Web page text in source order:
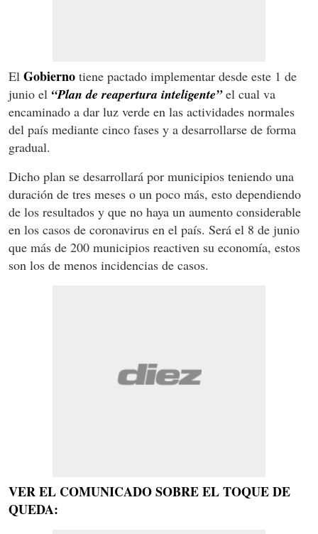
El Gobierno tiene pactado implementar desde este 1 de
junio el “Plan de reapertura inteligente”el cual va
encaminado a dar luz verde en las actividades normales
del país mediante cinco fases y a desarrollarse de forma
gradual.
Dicho plan se desarrollará por municipios teniendo una
duración de tres meses o un poco más, esto dependiendo
de los resultados y que no haya un aumento considerable
en los casos de coronavirus en el país. Será el 8 de junio
que más de 200 municipios reactiven su economía, estos
son los de menos incidencias de casos.
VER EL COMUNICADO SOBRE EL TOQUE DE
QUEDA: